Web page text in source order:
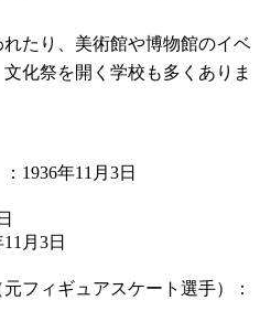
たり、美術館や博物館のイベ
化祭を開く学校も多くありま
1936年11月3日
月3日
フィギュアスケート選手）：